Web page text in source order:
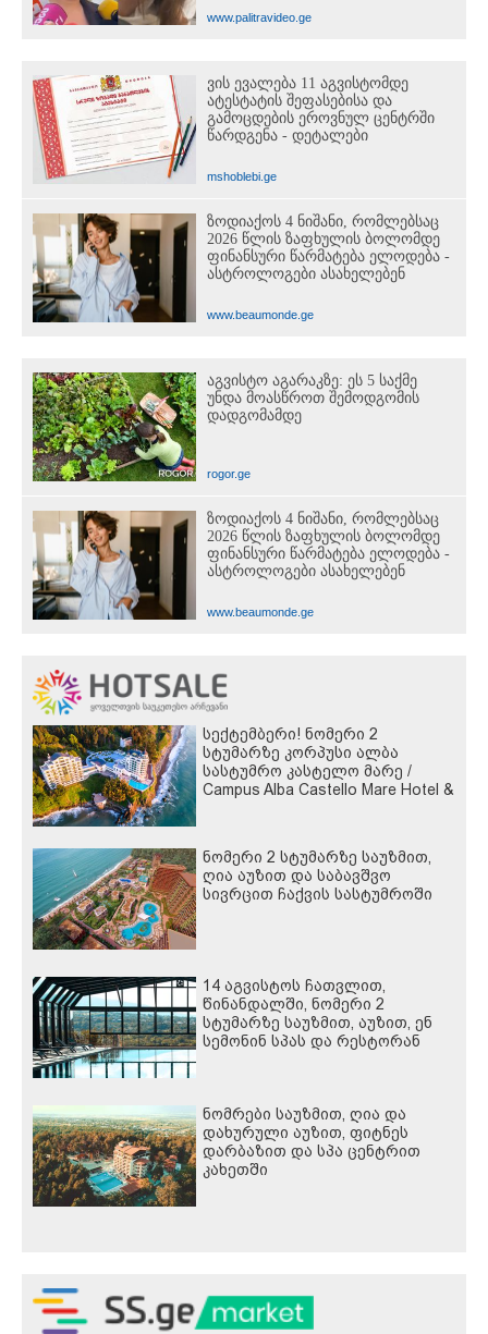
www.palitravideo.ge
ვის ევალება 11 აგვისტომდე
ატესტატის შეფასებისა და
გამოცდების ეროვნულ ცენტრში
წარდგენა - დეტალები
mshoblebi.ge
ზოდიაქოს 4 ნიშანი, რომლებსაც
2026 წლის ზაფხულის ბოლომდე
ფინანსური წარმატება ელოდება -
ასტროლოგები ასახელებენ
www.beaumonde.ge
აგვისტო აგარაკზე: ეს 5 საქმე
უნდა მოასწროთ შემოდგომის
დადგომამდე
rogor.ge
ზოდიაქოს 4 ნიშანი, რომლებსაც
2026 წლის ზაფხულის ბოლომდე
ფინანსური წარმატება ელოდება -
ასტროლოგები ასახელებენ
www.beaumonde.ge
სექტემბერი! ნომერი 2
სტუმარზე კორპუსი ალბა
სასტუმრო კასტელო მარე /
Campus Alba Castello Mare Hotel &
ნომერი 2 სტუმარზე საუზმით,
ღია აუზით და საბავშვო
სივრცით ჩაქვის სასტუმროში
14 აგვისტოს ჩათვლით,
წინანდალში, ნომერი 2
სტუმარზე საუზმით, აუზით, ენ
სემონინ სპას და რესტორან
ნომრები საუზმით, ღია და
დახურული აუზით, ფიტნეს
დარბაზით და სპა ცენტრით
კახეთში